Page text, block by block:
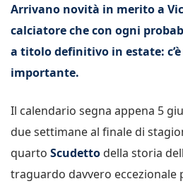
Arrivano novità in merito a
calciatore che con ogni
a titolo definitivo in estate:
importante.
Il calendario segna appena 5
due settimane al finale di
quarto Scudetto della storia
traguardo davvero eccezionale